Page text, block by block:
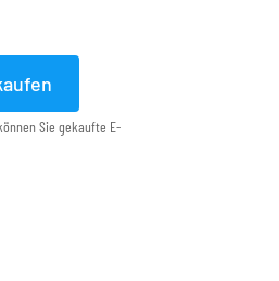
Sie gekaufte E-